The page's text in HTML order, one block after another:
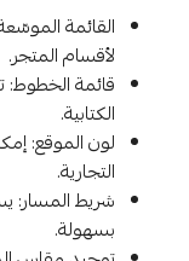
القائمة
لأقسام المتجر.
قائمة الخطوط:
الكتابية.
لون الموقع:
التجارية.
شريط المسار:
بسهولة.